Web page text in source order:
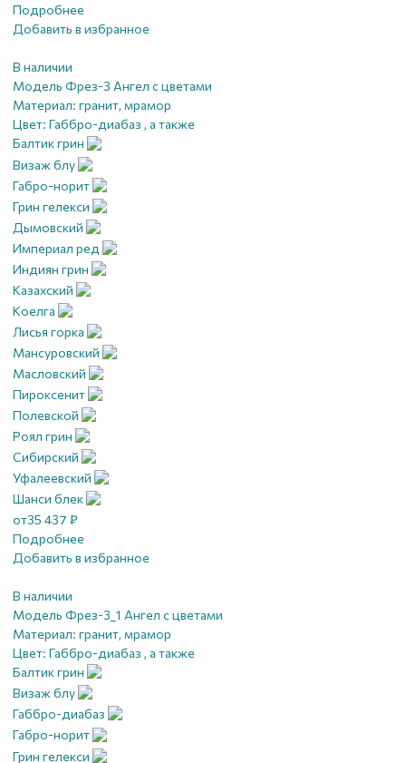
Подробнее
Добавить в избранное
В наличии
Модель Фрез-3 Ангел с цветами
Материал: гранит, мрамор
Цвет: Габбро-диабаз , а также
Балтик грин
Визаж блу
Габро-норит
Грин гелекси
Дымовский
Империал ред
Индиян грин
Казахский
Коелга
Лисья горка
Мансуровский
Масловский
Пироксенит
Полевской
Роял грин
Сибирский
Уфалеевский
Шанси блек
от35 437 ₽
Подробнее
Добавить в избранное
В наличии
Модель Фрез-3_1 Ангел с цветами
Материал: гранит, мрамор
Цвет: Габбро-диабаз , а также
Балтик грин
Визаж блу
Габбро-диабаз
Габро-норит
Грин гелекси